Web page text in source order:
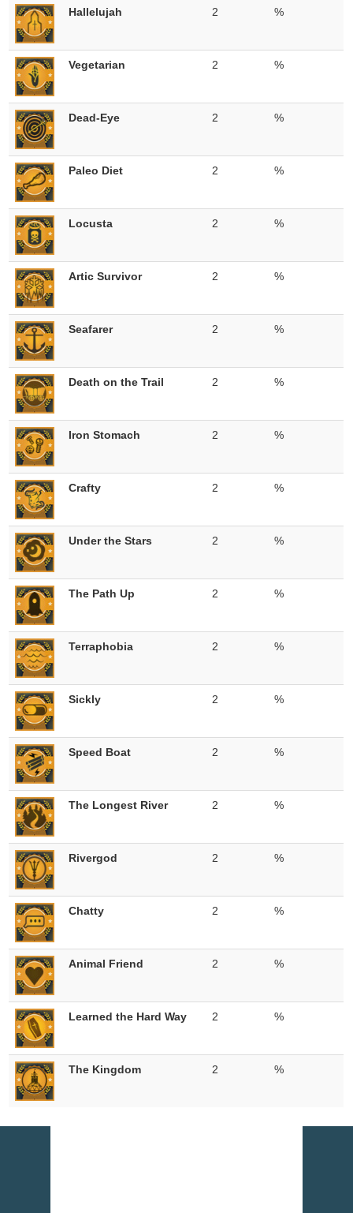
Hallelujah 2 %
Vegetarian 2 %
Dead-Eye 2 %
Paleo Diet 2 %
Locusta 2 %
Artic Survivor 2 %
Seafarer 2 %
Death on the Trail 2 %
Iron Stomach 2 %
Crafty 2 %
Under the Stars 2 %
The Path Up 2 %
Terraphobia 2 %
Sickly 2 %
Speed Boat 2 %
The Longest River 2 %
Rivergod 2 %
Chatty 2 %
Animal Friend 2 %
Learned the Hard Way 2 %
The Kingdom 2 %